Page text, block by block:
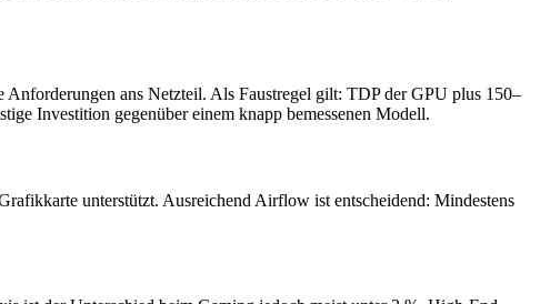
Anforderungen ans Netzteil. Als Faustregel gilt: TDP der GPU plus 150–
Investition gegenüber einem knapp bemessenen Modell.
unterstützt. Ausreichend Airflow ist entscheidend: Mindestens